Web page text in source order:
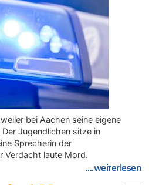
bei Aachen seine eigene
Jugendlichen sitze in
Sprecherin der
Verdacht laute Mord.
....weiterlesen